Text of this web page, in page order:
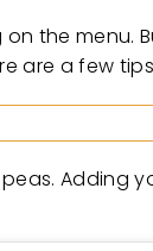
the menu.
are a few
Adding